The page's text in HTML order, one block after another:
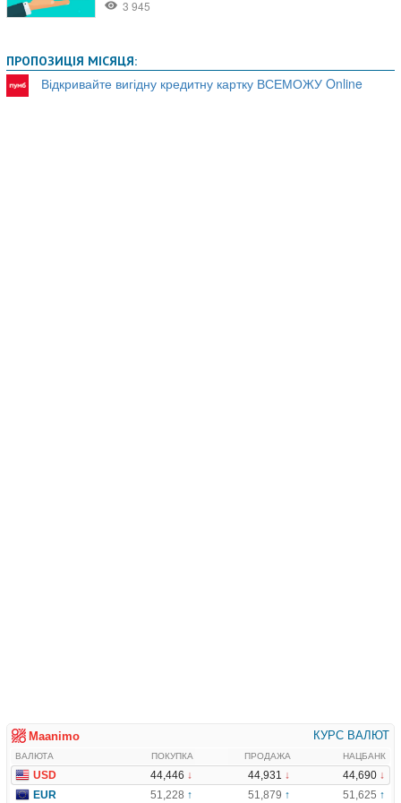
ПРОПОЗИЦІЯ МІСЯЦЯ:
Відкривайте вигідну кредитну картку ВСЕМОЖУ Online